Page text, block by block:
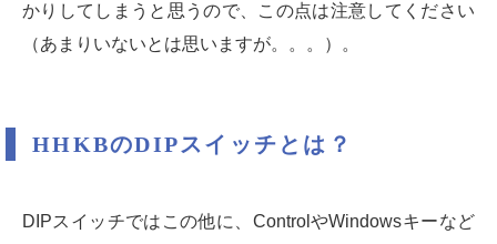
かりしてしまうと思うので、この点は注意してください
（あまりいないとは思いますが。。。）。
HHKBのDIPスイッチとは？
DIPスイッチではこの他に、ControlやWindowsキーなど